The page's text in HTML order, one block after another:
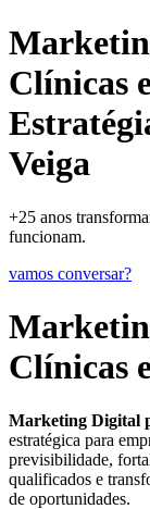
Clínicas
Veiga
+25 anos
funcionam.
vamos conversar?
Clínicas
Marketing Digital
estratégica para
previsibilidade,
qualificados e
de oportunidades.